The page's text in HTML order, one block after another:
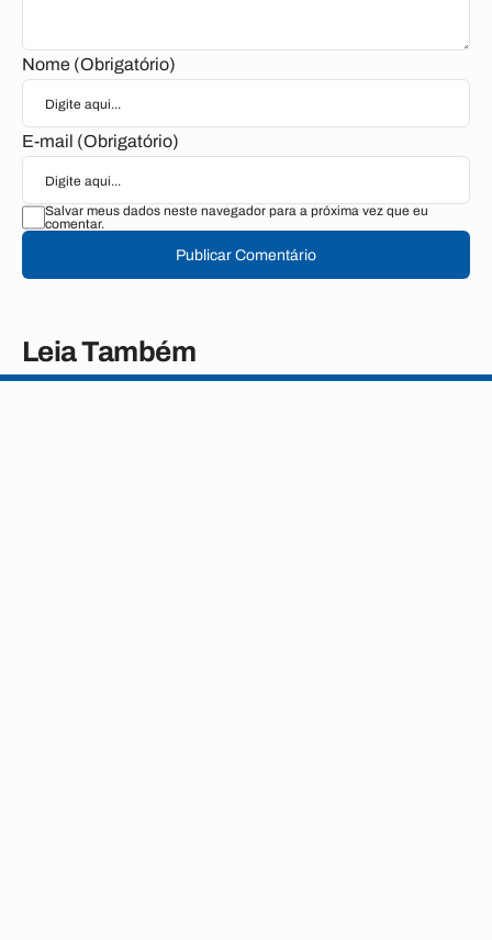
Nome (Obrigatório)
E-mail (Obrigatório)
Salvar meus dados neste navegador para a próxima vez que eu
comentar.
Publicar Comentário
Leia Também